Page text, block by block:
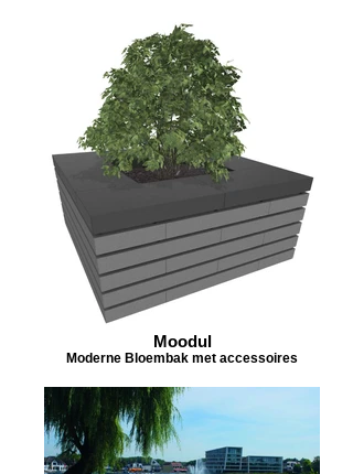
Moodul
Moderne Bloembak met accessoires